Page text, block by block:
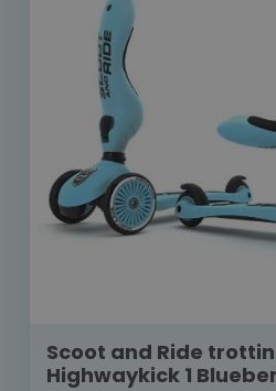
Scoot and Ride
Highwaykick 1